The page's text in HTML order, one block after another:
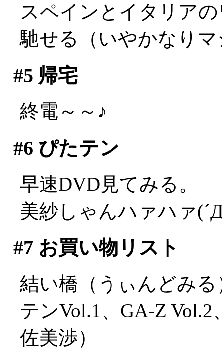
スペインとイタリア
馳せる（いやかなりマ
#5 帰宅
終電～～♪
#6 ぴたテン
早速DVD見てみる。
美紗しゃんハァハァ
#7 お買い物リスト
結い橋（うぃんどみ
テンVol.1、GA-Z
佐美渉）